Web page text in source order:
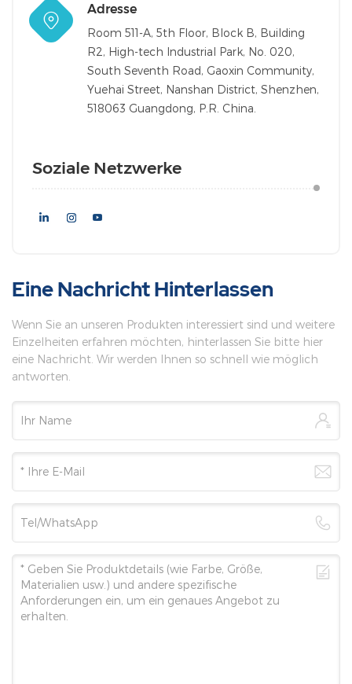
Adresse
Room 511-A, 5th Floor, Block B, Building
R2, High-tech Industrial Park, No. 020,
South Seventh Road, Gaoxin Community,
Yuehai Street, Nanshan District, Shenzhen,
518063 Guangdong, P.R. China.
Soziale Netzwerke
Eine Nachricht Hinterlassen
Wenn Sie an unseren Produkten interessiert sind und weitere
Einzelheiten erfahren möchten, hinterlassen Sie bitte hier
eine Nachricht. Wir werden Ihnen so schnell wie möglich
antworten.